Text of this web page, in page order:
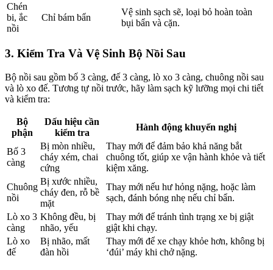
Chén
bi, ắc
nồi
Chỉ bám bẩn
Vệ sinh sạch sẽ, loại bỏ hoàn toàn
bụi bẩn và cặn.
3. Kiểm Tra Và Vệ Sinh Bộ Nồi Sau
Bộ nồi sau gồm bố 3 càng, đế 3 càng, lò xo 3 càng, chuông nồi sau
và lò xo đế. Tương tự nồi trước, hãy làm sạch kỹ lưỡng mọi chi tiết
và kiểm tra:
Bộ
phận
Dấu hiệu cần
kiểm tra
Hành động khuyến nghị
Bố 3
càng
Bị mòn nhiều,
cháy xém, chai
cứng
Thay mới để đảm bảo khả năng bắt
chuông tốt, giúp xe vận hành khỏe và tiết
kiệm xăng.
Chuông
nồi
Bị xước nhiều,
cháy đen, rỗ bề
mặt
Thay mới nếu hư hỏng nặng, hoặc làm
sạch, đánh bóng nhẹ nếu chỉ bẩn.
Lò xo 3
càng
Không đều, bị
nhão, yếu
Thay mới để tránh tình trạng xe bị giật
giật khi chạy.
Lò xo
đế
Bị nhão, mất
đàn hồi
Thay mới để xe chạy khỏe hơn, không bị
‘đúi’ máy khi chở nặng.